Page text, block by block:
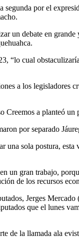
segunda por el
un debate en grande
“lo cual
a los legisladores
Creemos a planteó un
por separado
sola postura, esta
un gran trabajo,
de los recursos
Jerges
que el lunes
de la llamada ala